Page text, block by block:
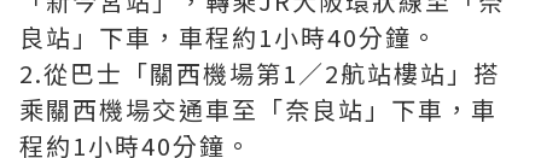
良站」下車，車程約1小時40分鐘。
2.從巴士「關西機場第1／2航站樓站」搭
乘關西機場交通車至「奈良站」下車，車
程約1小時40分鐘。